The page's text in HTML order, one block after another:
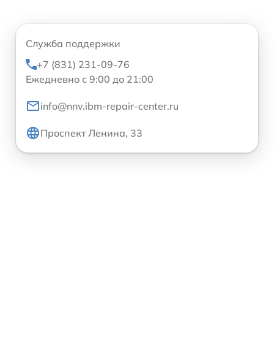
Служба поддержки
+7 (831) 231-09-76
Ежедневно с 9:00 до 21:00
info@nnv.ibm-repair-center.ru
Проспект Ленина, 33